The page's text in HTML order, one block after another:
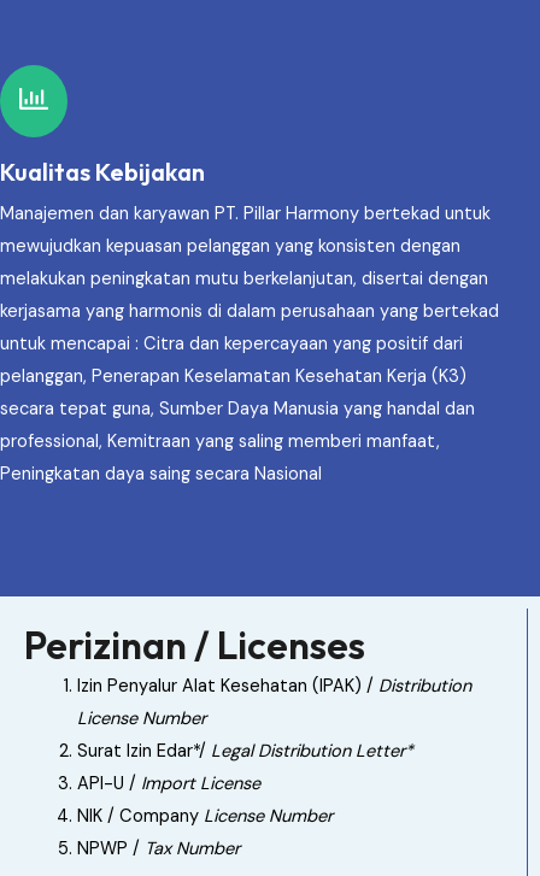
Kualitas Kebijakan
Manajemen dan karyawan PT. Pillar Harmony bertekad untuk
mewujudkan kepuasan pelanggan yang konsisten dengan
melakukan peningkatan mutu berkelanjutan, disertai dengan
kerjasama yang harmonis di dalam perusahaan yang bertekad
untuk mencapai : Citra dan kepercayaan yang positif dari
pelanggan, Penerapan Keselamatan Kesehatan Kerja (K3)
secara tepat guna, Sumber Daya Manusia yang handal dan
professional, Kemitraan yang saling memberi manfaat,
Peningkatan daya saing secara Nasional
Perizinan / Licenses
Izin Penyalur Alat Kesehatan (IPAK) / Distribution
License Number
Surat Izin Edar*/ Legal Distribution Letter*
API-U / Import License
NIK / Company License Number
NPWP / Tax Number